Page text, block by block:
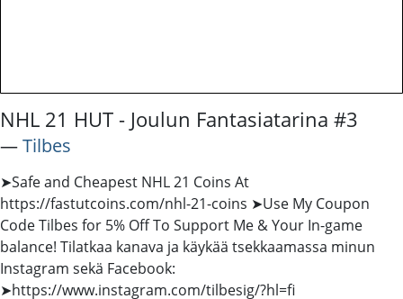
NHL 21 HUT - Joulun Fantasiatarina #3
―Tilbes
➤Safe and Cheapest NHL 21 Coins At
https://fastutcoins.com/nhl-21-coins ➤Use My Coupon
Code Tilbes for 5% Off To Support Me & Your In-game
balance! Tilatkaa kanava ja käykää tsekkaamassa minun
Instagram sekä Facebook:
➤https://www.instagram.com/tilbesig/?hl=fi